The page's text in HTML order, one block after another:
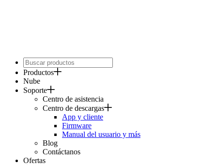
Productos
Nube
Soporte
Centro de asistencia
Centro de descargas
App y cliente
Firmware
Manual del usuario y más
Blog
Contáctanos
Ofertas